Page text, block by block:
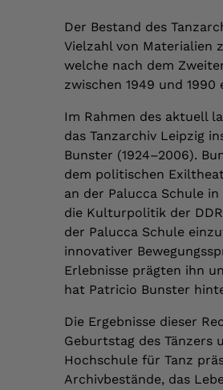
Der Bestand des
Vielzahl von Materialien
welche nach dem
zwischen 1949 und 1990
Im Rahmen des aktuell
das Tanzarchiv Leipzig
Bunster (1924–2006).
dem politischen
an der Palucca Schule
die Kulturpolitik der
der Palucca Schule
innovativer
Erlebnisse prägten ihn
hat Patricio Bunster
Die Ergebnisse dieser
Geburtstag des Tänzers
Hochschule für Tanz
Archivbestände, das